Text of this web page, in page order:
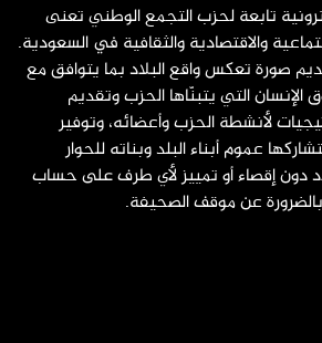
تابعة لحزب التجمع الوطني تعنى
والاقتصادية والثقافية في السعودية.
صورة تعكس واقع البلاد بما يتوافق مع
التي يتبنّاها الحزب وتقديم
لأنشطة الحزب وأعضائه، وتوفير
عموم أبناء البلد وبناته للحوار
دون إقصاء أو تمييز لأي طرف على حساب
بالضرورة عن موقف الصحيفة.